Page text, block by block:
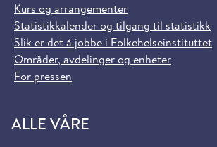
Kurs og arrangementer
Statistikkalender og tilgang til statistikk
Slik er det å jobbe i Folkehelseinstituttet
Områder, avdelinger og enheter
For pressen
ALLE VÅRE